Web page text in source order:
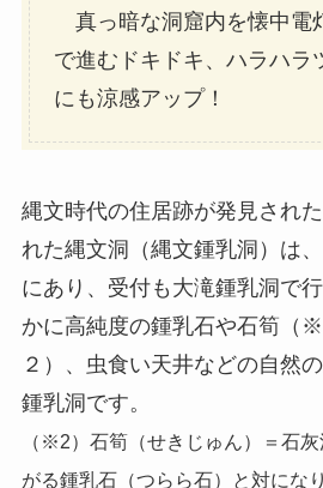
真っ暗な洞窟内を懐中電
で進むドキドキ、ハラハラ
にも涼感アップ！
縄文時代の住居跡が発見され
れた縄文洞（縄文鍾乳洞）は
にあり、受付も大滝鍾乳洞で
かに高純度の鍾乳石や石筍（
２）、虫食い天井などの自然
鍾乳洞です。
（※2）石筍（せきじゅん）＝石
がる鍾乳石（つらら石）と対にな